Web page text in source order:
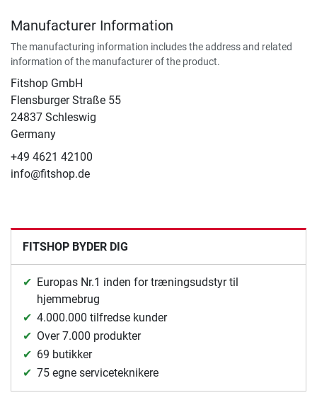
Manufacturer Information
The manufacturing information includes the address and related
information of the manufacturer of the product.
Fitshop GmbH
Flensburger Straße 55
24837 Schleswig
Germany
+49 4621 42100
info@fitshop.de
FITSHOP BYDER DIG
Europas Nr.1 inden for træningsudstyr til
hjemmebrug
4.000.000 tilfredse kunder
Over 7.000 produkter
69 butikker
75 egne serviceteknikere